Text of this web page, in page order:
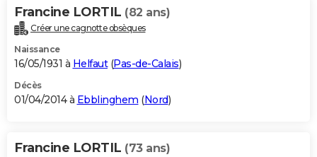
Francine LORTIL (82 ans)
Créer une cagnotte obsèques
Naissance
16/05/1931 à Helfaut(Pas-de-Calais)
Décès
01/04/2014 à Ebblinghem (Nord)
Francine LORTIL (73 ans)